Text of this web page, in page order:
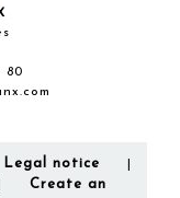
80
Legal notice
Create an